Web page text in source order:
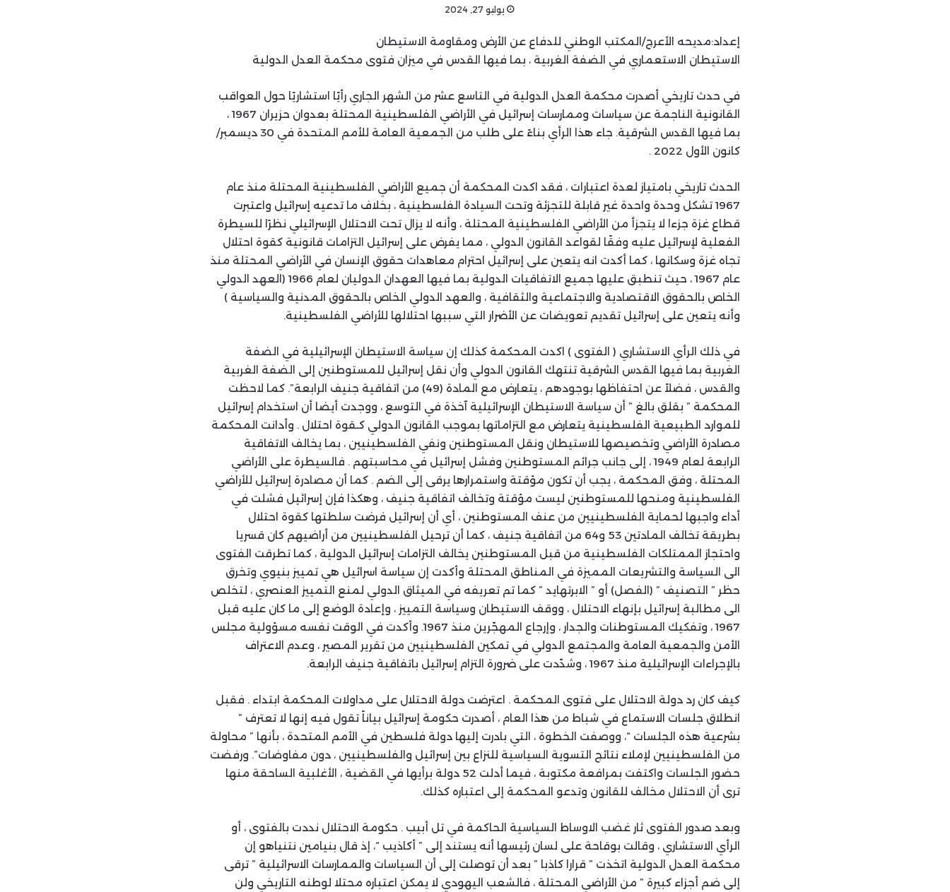
يوليو 27, 2024
إعداد:مديحه الأعرج/المكتب الوطني للدفاع عن الأرض ومقاومة الاستيطان
الاستيطان الاستعماري في الضفة الغربية ، بما فيها القدس في ميزان فتوى محكمة العدل الدولية
في حدث تاريخي أصدرت محكمة العدل الدولية في التاسع عشر من الشهر الجاري رأيًا استشاريًا حول العواقب
القانونية الناجمة عن سياسات وممارسات إسرائيل في الأراضي الفلسطينية المحتلة بعدوان حزيران 1967 ،
بما فيها القدس الشرقية. جاء هذا الرأي بناءً على طلب من الجمعية العامة للأمم المتحدة في 30 ديسمبر/
كانون الأول 2022 .
الحدث تاريخي بامتياز لعدة اعتبارات ، فقد اكدت المحكمة أن جميع الأراضي الفلسطينية المحتلة منذ عام
1967 تشكل وحدة واحدة غير قابلة للتجزئة وتحت السيادة الفلسطينية ، بخلاف ما تدعيه إسرائيل واعتبرت
قطاع غزة جزءا لا يتجزأ من الأراضي الفلسطينية المحتلة ، وأنه لا يزال تحت الاحتلال الإسرائيلي نظرًا للسيطرة
الفعلية لإسرائيل عليه وفقًا لقواعد القانون الدولي ، مما يفرض على إسرائيل التزامات قانونية كقوة احتلال
تجاه غزة وسكانها ، كما أكدت انه يتعين على إسرائيل احترام معاهدات حقوق الإنسان في الأراضي المحتلة منذ
عام 1967 ، حيث تنطبق عليها جميع الاتفاقيات الدولية بما فيها العهدان الدوليان لعام 1966 (العهد الدولي
الخاص بالحقوق الاقتصادية والاجتماعية والثقافية ، والعهد الدولي الخاص بالحقوق المدنية والسياسية )
وأنه يتعين على إسرائيل تقديم تعويضات عن الأضرار التي سببها احتلالها للأراضي الفلسطينية.
في ذلك الرأي الاستشاري ( الفتوى ) اكدت المحكمة كذلك إن سياسة الاستيطان الإسرائيلية في الضفة
الغربية بما فيها القدس الشرقية تنتهك القانون الدولي وأن نقل إسرائيل للمستوطنين إلى الضفة الغربية
والقدس ، فضلاً عن احتفاظها بوجودهم ، يتعارض مع المادة (49) من اتفاقية جنيف الرابعة”. كما لاحظت
المحكمة ” بقلق بالغ ” أن سياسة الاستيطان الإسرائيلية آخذة في التوسع ، ووجدت أيضا أن استخدام إسرائيل
للموارد الطبيعية الفلسطينية يتعارض مع التزاماتها بموجب القانون الدولي كـقوة احتلال . وأدانت المحكمة
مصادرة الأراضي وتخصيصها للاستيطان ونقل المستوطنين ونفي الفلسطينيين ، بما يخالف الاتفاقية
الرابعة لعام 1949 ، إلى جانب جرائم المستوطنين وفشل إسرائيل في محاسبتهم . فالسيطرة على الأراضي
المحتلة ، وفق المحكمة ، يجب أن تكون مؤقتة واستمرارها يرقى إلى الضم . كما أن مصادرة إسرائيل للأراضي
الفلسطينية ومنحها للمستوطنين ليست مؤقتة وتخالف اتفاقية جنيف ، وهكذا فإن إسرائيل فشلت في
أداء واجبها لحماية الفلسطينيين من عنف المستوطنين ، أي أن إسرائيل فرضت سلطتها كقوة احتلال
بطريقة تخالف المادتين 53 و64 من اتفاقية جنيف ، كما أن ترحيل الفلسطينيين من أراضيهم كان قسريا
واحتجاز الممتلكات الفلسطينية من قبل المستوطنين يخالف التزامات إسرائيل الدولية ، كما تطرقت الفتوى
الى السياسة والتشريعات المميزة في المناطق المحتلة وأكدت إن سياسة اسرائيل هي تمييز بنيوي وتخرق
حظر ” التصنيف ” (الفصل) أو ” الابرتهايد ” كما تم تعريفه في الميثاق الدولي لمنع التمييز العنصري ، لتخلص
الى مطالبة إسرائيل بإنهاء الاحتلال ، ووقف الاستيطان وسياسة التمييز ، وإعادة الوضع إلى ما كان عليه قبل
1967 ، وتفكيك المستوطنات والجدار ، وإرجاع المهجّرين منذ 1967. وأكدت في الوقت نفسه مسؤولية مجلس
الأمن والجمعية العامة والمجتمع الدولي في تمكين الفلسطينيين من تقرير المصير ، وعدم الاعتراف
بالإجراءات الإسرائيلية منذ 1967 ، وشدّدت على ضرورة التزام إسرائيل باتفاقية جنيف الرابعة.
كيف كان رد دولة الاحتلال على فتوى المحكمة . اعترضت دولة الاحتلال على مداولات المحكمة ابتداء . فقبل
انطلاق جلسات الاستماع في شباط من هذا العام ، أصدرت حكومة إسرائيل بياناً تقول فيه إنها لا تعترف ”
بشرعية هذه الجلسات “، ووصفت الخطوة ، التي بادرت إليها دولة فلسطين في الأمم المتحدة ، بأنها ” محاولة
من الفلسطينيين لإملاء نتائج التسوية السياسية للنزاع بين إسرائيل والفلسطينيين ، دون مفاوضات”. ورفضت
حضور الجلسات واكتفت بمرافعة مكتوبة ، فيما أدلت 52 دولة برأيها في القضية ، الأغلبية الساحقة منها
ترى أن الاحتلال مخالف للقانون وتدعو المحكمة إلى اعتباره كذلك.
وبعد صدور الفتوى ثار غضب الاوساط السياسية الحاكمة في تل أبيب . حكومة الاحتلال نددت بالفتوى ، أو
الرأي الاستشاري ، وقالت بوقاحة على لسان رئيسها أنه يستند إلى ” أكاذيب “، إذ قال بنيامين نتنياهو إن
محكمة العدل الدولية اتخذت ” قرارا كاذبا ” بعد أن توصلت إلى أن السياسات والممارسات الاسرائيلية ” ترقى
إلى ضم أجزاء كبيرة ” من الأراضي المحتلة ، فالشعب اليهودي لا يمكن اعتباره محتلا لوطنه التاريخي ولن